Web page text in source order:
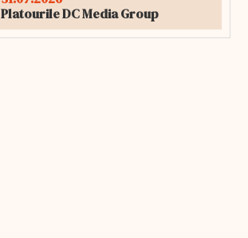
Platourile DC Media Group